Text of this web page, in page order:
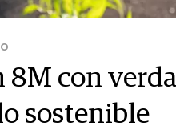
8M con
sostenible